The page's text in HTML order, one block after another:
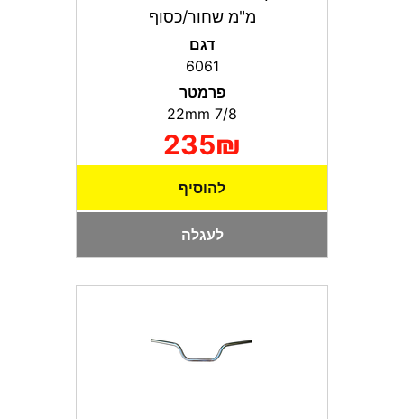
מ"מ שחור/כסוף
דגם
6061
פרמטר
235₪
להוסיף
לעגלה